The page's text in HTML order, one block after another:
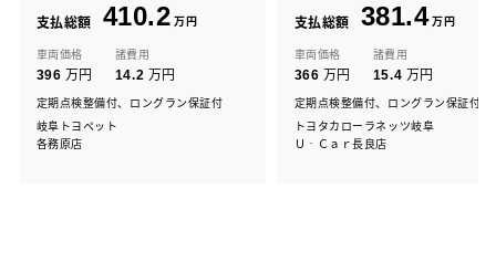
支払総額 410.2 万円
車両価格
396 万円
諸費用
14.2 万円
定期点検整備付、ロングラン保証付
岐阜トヨペット
各務原店
支払総額 381.4万円
車両価格
366 万円
諸費用
15.4 万円
定期点検整備付、ロングラン保証付
トヨタカローラネッツ岐阜
Ｕ‐Ｃａｒ長良店